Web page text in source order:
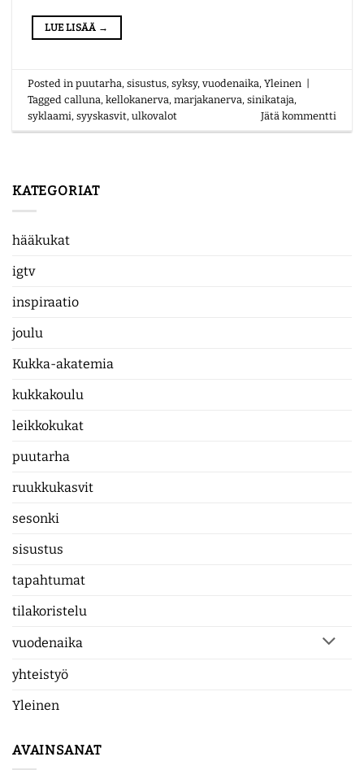
KATEGORIAT
hääkukat
igtv
inspiraatio
joulu
Kukka-akatemia
kukkakoulu
leikkokukat
puutarha
ruukkukasvit
sesonki
sisustus
tapahtumat
tilakoristelu
vuodenaika
yhteistyö
Yleinen
AVAINSANAT
LUE LISÄÄ →
Posted inpuutarha,sisustus,syksy,vuodenaika,Yleinen |
Taggedcalluna,kellokanerva,marjakanerva,sinikataja,
syklaami,syyskasvit,ulkovalot Jätä kommentti